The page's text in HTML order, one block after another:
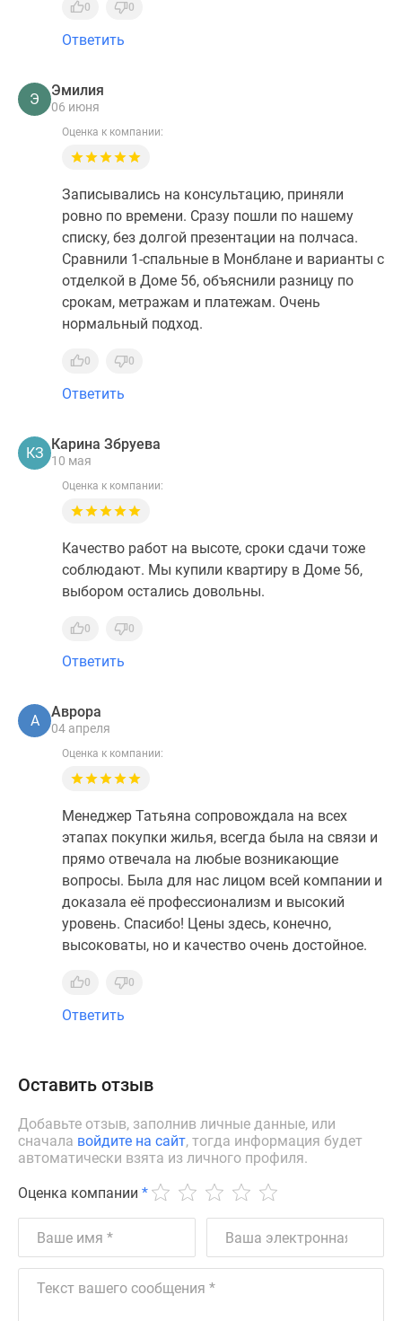
0 0
Ответить
Э
Эмилия
06 июня
Оценка к компании:
Записывались на консультацию, приняли
ровно по времени. Сразу пошли по нашему
списку, без долгой презентации на полчаса.
Сравнили 1-спальные в Монблане и варианты с
отделкой в Доме 56, объяснили разницу по
срокам, метражам и платежам. Очень
нормальный подход.
0 0
Ответить
КЗ
Карина Збруева
10 мая
Оценка к компании:
Качество работ на высоте, сроки сдачи тоже
соблюдают. Мы купили квартиру в Доме 56,
выбором остались довольны.
0 0
Ответить
А
Аврора
04 апреля
Оценка к компании:
Менеджер Татьяна сопровождала на всех
этапах покупки жилья, всегда была на связи и
прямо отвечала на любые возникающие
вопросы. Была для нас лицом всей компании и
доказала её профессионализм и высокий
уровень. Спасибо! Цены здесь, конечно,
высоковаты, но и качество очень достойное.
0 0
Ответить
Оставить отзыв
Добавьте отзыв, заполнив личные данные, или
сначала войдите на сайт, тогда информация будет
автоматически взята из личного профиля.
Оценка компании *